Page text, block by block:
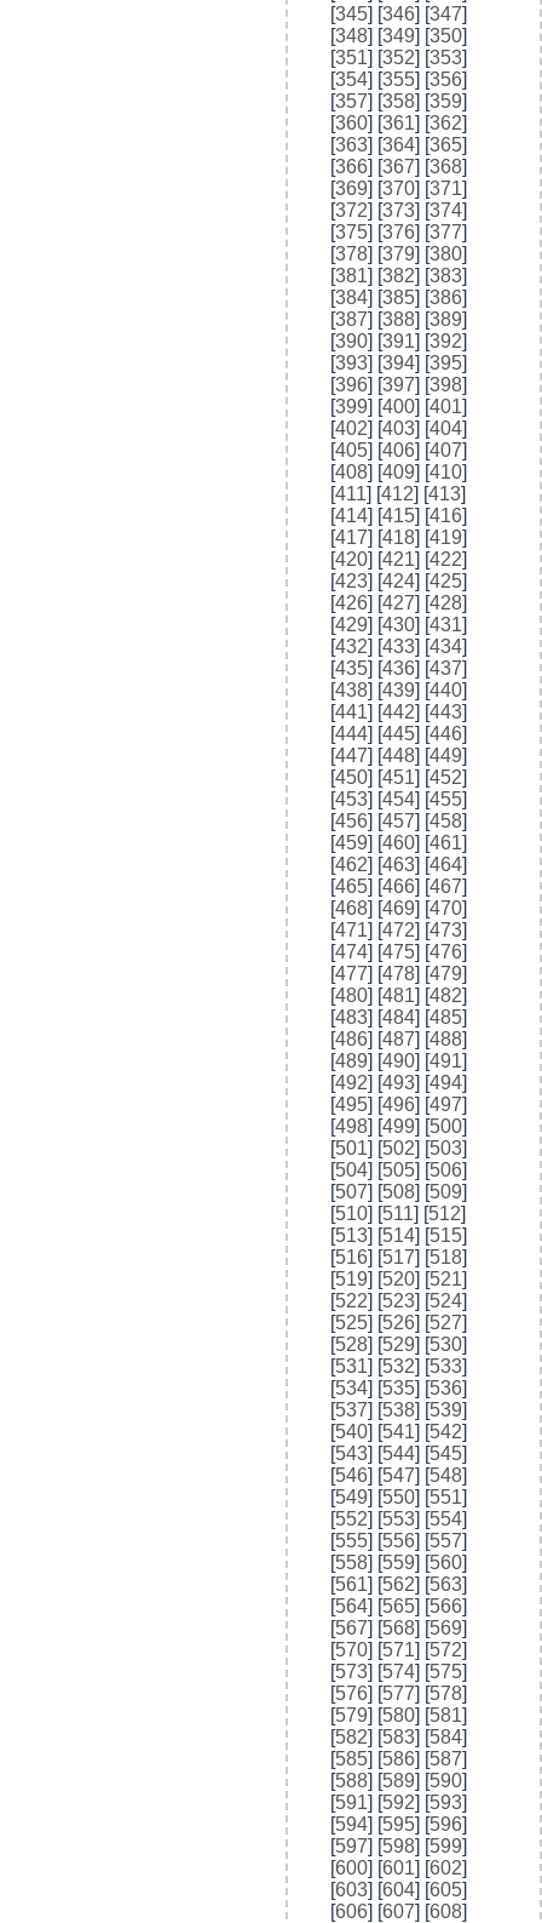
[345] [346] [347]
[348] [349] [350]
[351] [352] [353]
[354] [355] [356]
[357] [358] [359]
[360] [361] [362]
[363] [364] [365]
[366] [367] [368]
[369] [370] [371]
[372] [373] [374]
[375] [376] [377]
[378] [379] [380]
[381] [382] [383]
[384] [385] [386]
[387] [388] [389]
[390] [391] [392]
[393] [394] [395]
[396] [397] [398]
[399] [400] [401]
[402] [403] [404]
[405] [406] [407]
[408] [409] [410]
[411] [412] [413]
[414] [415] [416]
[417] [418] [419]
[420] [421] [422]
[423] [424] [425]
[426] [427] [428]
[429] [430] [431]
[432] [433] [434]
[435] [436] [437]
[438] [439] [440]
[441] [442] [443]
[444] [445] [446]
[447] [448] [449]
[450] [451] [452]
[453] [454] [455]
[456] [457] [458]
[459] [460] [461]
[462] [463] [464]
[465] [466] [467]
[468] [469] [470]
[471] [472] [473]
[474] [475] [476]
[477] [478] [479]
[480] [481] [482]
[483] [484] [485]
[486] [487] [488]
[489] [490] [491]
[492] [493] [494]
[495] [496] [497]
[498] [499] [500]
[501] [502] [503]
[504] [505] [506]
[507] [508] [509]
[510] [511] [512]
[513] [514] [515]
[516] [517] [518]
[519] [520] [521]
[522] [523] [524]
[525] [526] [527]
[528] [529] [530]
[531] [532] [533]
[534] [535] [536]
[537] [538] [539]
[540] [541] [542]
[543] [544] [545]
[546] [547] [548]
[549] [550] [551]
[552] [553] [554]
[555] [556] [557]
[558] [559] [560]
[561] [562] [563]
[564] [565] [566]
[567] [568] [569]
[570] [571] [572]
[573] [574] [575]
[576] [577] [578]
[579] [580] [581]
[582] [583] [584]
[585] [586] [587]
[588] [589] [590]
[591] [592] [593]
[594] [595] [596]
[597] [598] [599]
[600] [601] [602]
[603] [604] [605]
[606] [607] [608]